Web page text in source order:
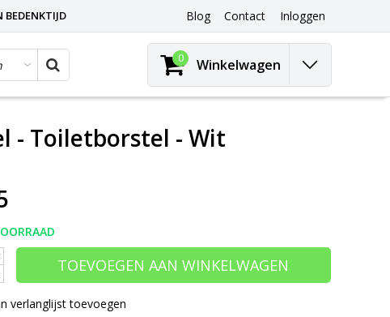
BEDENKTIJD Blog Contact Inloggen
0 Winkelwagen
- Toiletborstel - Wit
TOEVOEGEN AAN WINKELWAGEN
verlanglijst toevoegen